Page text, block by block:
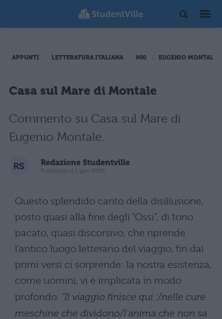
APPUNTI LETTERATURA ITALIANA 900 EUGENIO MONTALE
Casa sul Mare di Montale
Commento su Casa sul Mare di
Eugenio Montale.
Redazione Studentville
Pubblicato il 1 gen 2005
Questo splendido canto della disillusione,
posto quasi alla fine degli “Ossi”, di tono
pacato, quasi discorsivo, che riprende
l’antico luogo letterario del viaggio, fin dai
primi versi ci sorprende: la nostra esistenza,
come uomini, vi è implicata in modo
profondo. “Il viaggio finisce qui :/nelle cure
meschine che dividono/l’anima che non sa